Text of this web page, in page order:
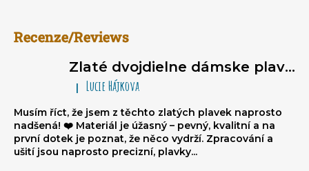
Recenze/Reviews
Zlaté dvojdielne dámske plavky typu brazilky Sparkle*Me – bikiny na viazanie, volánikové brazilky
Hodnotenie produktu je 5 z 5 hviezdičiek.
| Lucie Hájkova
Musím říct, že jsem z těchto zlatých plavek naprosto
nadšená! ❤️ Materiál je úžasný – pevný, kvalitní a na
první dotek je poznat, že něco vydrží. Zpracování a
ušití jsou naprosto precizní, plavky...